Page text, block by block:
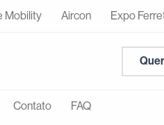
Mobility Aircon Expo
Contato FAQ